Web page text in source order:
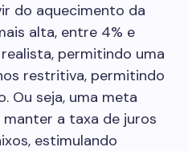
do aquecimento da
alta, entre 4% e
permitindo uma
restritiva, permitindo
Ou seja, uma meta
a taxa de juros
estimulando